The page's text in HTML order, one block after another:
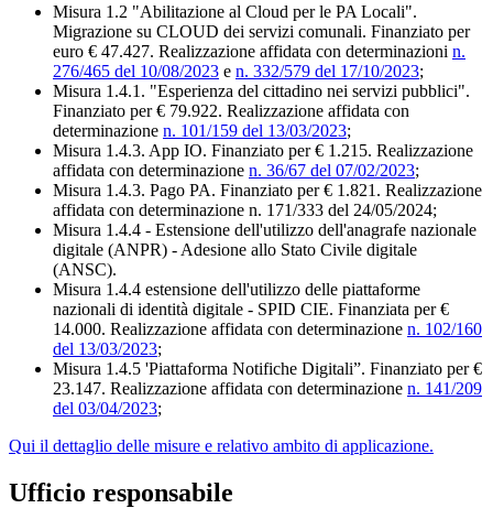
Misura 1.2 "Abilitazione al Cloud per le PA Locali".
Migrazione su CLOUD dei servizi comunali. Finanziato per
euro € 47.427. Realizzazione affidata con determinazioni n.
276/465 del 10/08/2023 e n. 332/579 del 17/10/2023;
Misura 1.4.1. "Esperienza del cittadino nei servizi pubblici".
Finanziato per € 79.922. Realizzazione affidata con
determinazione n. 101/159 del 13/03/2023;
Misura 1.4.3. App IO. Finanziato per € 1.215. Realizzazione
affidata con determinazione n. 36/67 del 07/02/2023;
Misura 1.4.3. Pago PA. Finanziato per € 1.821. Realizzazione
affidata con determinazione n. 171/333 del 24/05/2024;
Misura 1.4.4 - Estensione dell'utilizzo dell'anagrafe nazionale
digitale (ANPR) - Adesione allo Stato Civile digitale
(ANSC).
Misura 1.4.4 estensione dell'utilizzo delle piattaforme
nazionali di identità digitale - SPID CIE. Finanziata per €
14.000. Realizzazione affidata con determinazione n. 102/160
del 13/03/2023;
Misura 1.4.5 'Piattaforma Notifiche Digitali”. Finanziato per €
23.147. Realizzazione affidata con determinazione n. 141/209
del 03/04/2023;
Qui il dettaglio delle misure e relativo ambito di applicazione.
Ufficio responsabile